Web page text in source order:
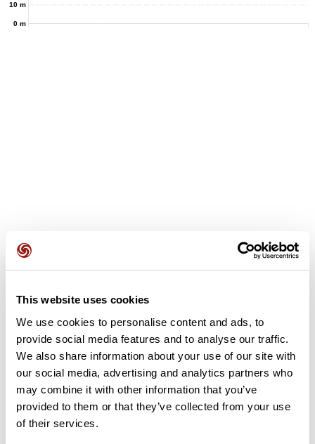
This website uses cookies
We use cookies to personalise content and ads, to
provide social media features and to analyse our traffic.
We also share information about your use of our site with
our social media, advertising and analytics partners who
may combine it with other information that you’ve
provided to them or that they’ve collected from your use
of their services.
0 m
10 m
Recensioni degli utenti
Questo percorso non contiene ancora alcuna recensione.
Aggiungi una recensione